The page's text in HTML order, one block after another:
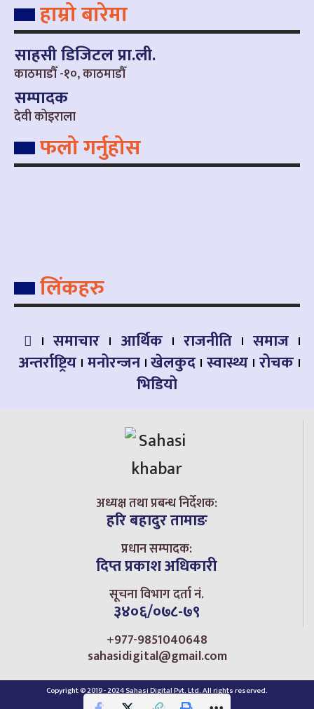
हाम्रो बारेमा
साहसी डिजिटल प्रा.ली.
काठमाडौँ -१०, काठमाडौँ
सम्पादक
देवी कोइराला
फलो गर्नुहोस
लिंकहरु
समाचार आर्थिक राजनीति
समाज
अन्तर्राष्ट्रिय मनोरन्जन खेलकुद स्वास्थ्य रोचक
भिडियो
अध्यक्ष तथा प्रबन्ध निर्देशक:
हरि बहादुर तामाङ
प्रधान सम्पादक:
दिप्त प्रकाश अधिकारी
सूचना विभाग दर्ता नं.
३४०६/०७८-७९
+977-9851040648
sahasidigital@gmail.com
Copyright © 2019 - 2024 Sahasi Digital Pvt. Ltd. All rights reserved.
Home Privacy Policy